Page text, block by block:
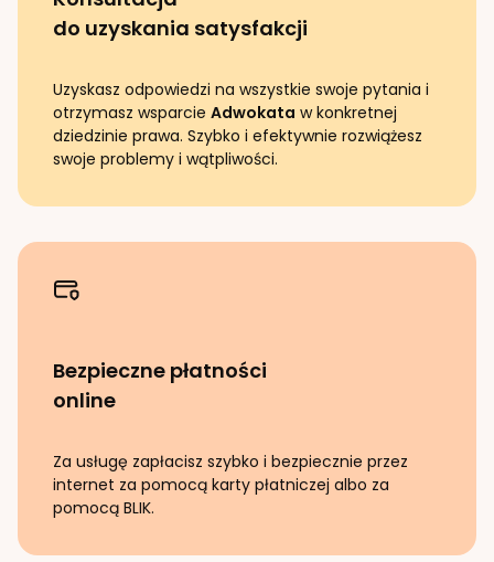
do uzyskania satysfakcji
Uzyskasz odpowiedzi na wszystkie swoje pytania i
otrzymasz wsparcie Adwokata w konkretnej
dziedzinie prawa. Szybko i efektywnie rozwiążesz
swoje problemy i wątpliwości.
Bezpieczne płatności
online
Za usługę zapłacisz szybko i bezpiecznie przez
internet za pomocą karty płatniczej albo za
pomocą BLIK.